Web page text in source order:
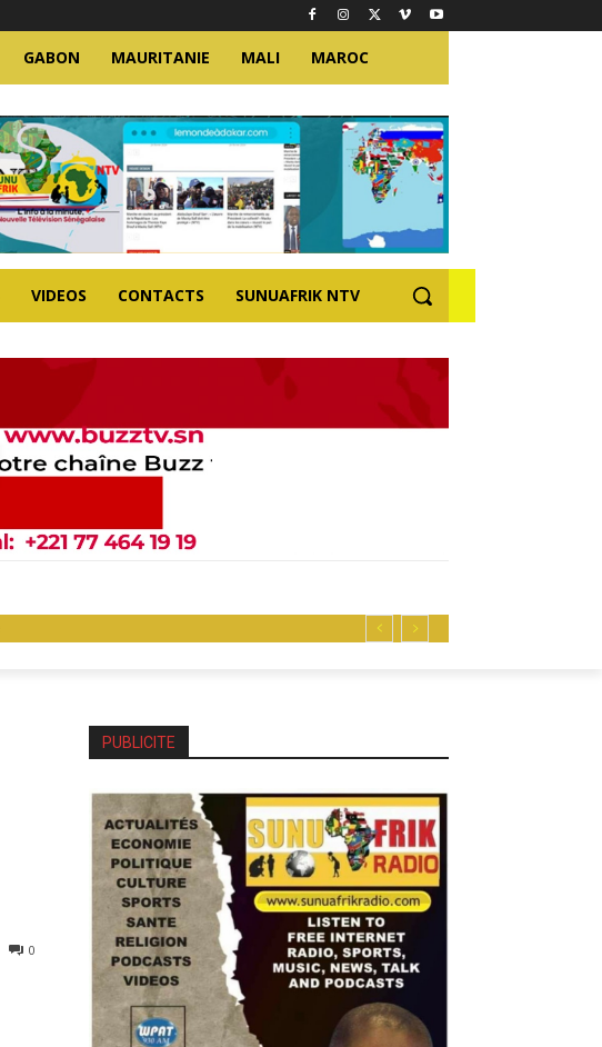
GABON MAURITANIE MALI MAROC
VIDEOS CONTACTS SUNUAFRIK NTV
0
PUBLICITE